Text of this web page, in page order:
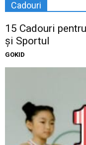
Cadouri
15 Cadouri
și Sportul
GOKID